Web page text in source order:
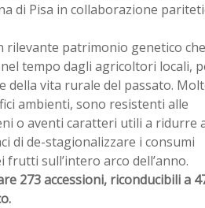
di Pisa in collaborazione
rilevante patrimonio genetico che
tempo dagli agricoltori locali,
della vita rurale del passato.
ambienti, sono resistenti alle
o aventi caratteri utili a ridurre
di de-stagionalizzare i consumi
sull’intero arco dell’anno.
273 accessioni, riconducibili a